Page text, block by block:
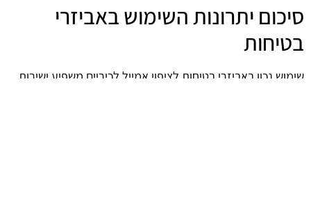
סיכום יתרונות השימוש באביזרי
בטיחות
שימוש נכון באביזרי בטיחות לציפוי אמייל לכיריים משפיע ישירות